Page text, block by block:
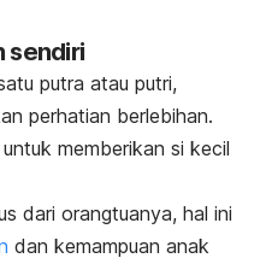
sendiri
putra atau putri,
perhatian berlebihan.
memberikan si kecil
dari orangtuanya, hal ini
dan kemampuan anak